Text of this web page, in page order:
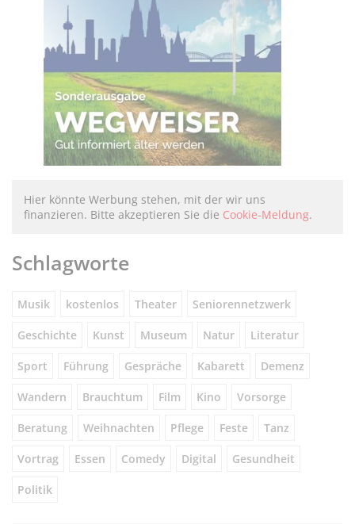
Hier könnte Werbung stehen, mit der wir uns
finanzieren. Bitte akzeptieren Sie die Cookie-Meldung.
Schlagworte
Musik kostenlos Theater Seniorennetzwerk
Geschichte Kunst Museum Natur Literatur
Sport Führung Gespräche Kabarett Demenz
Wandern Brauchtum Film Kino Vorsorge
Beratung Weihnachten Pflege Feste Tanz
Vortrag Essen Comedy Digital Gesundheit
Politik